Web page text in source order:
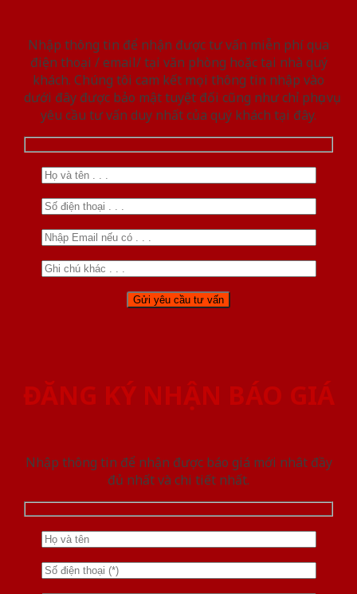
Nhập thông tin để nhận được tư vấn miễn phí qua
điện thoại / email/ tại văn phòng hoặc tại nhà quý
khách. Chúng tôi cam kết mọi thông tin nhập vào
dưới đây được bảo mật tuyệt đối cũng như chỉ phục vụ
yêu cầu tư vấn duy nhất của quý khách tại đây.
ĐĂNG KÝ NHẬN BÁO GIÁ
Nhập thông tin để nhận được báo giá mới nhât đầy
đủ nhất và chi tiết nhất.